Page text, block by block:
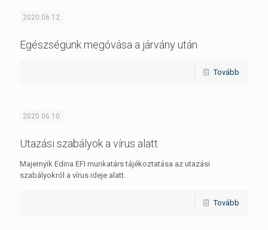
2020.06.12.
Egészségünk megóvása a járvány után
Tovább
2020.06.10.
Utazási szabályok a vírus alatt
Majernyik Edina EFI munkatárs tájékoztatása az utazási
szabályokról a vírus ideje alatt.
Tovább